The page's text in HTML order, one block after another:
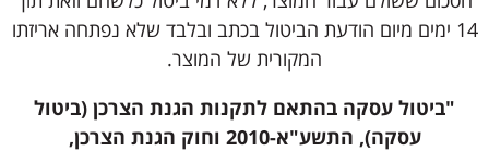
14 ימים מיום הודעת הביטול בכתב ובלבד שלא נפתחה אריזתו
המקורית של המוצר.
"ביטול עסקה בהתאם לתקנות הגנת הצרכן (ביטול
עסקה), התשע"א-2010 וחוק הגנת הצרכן,